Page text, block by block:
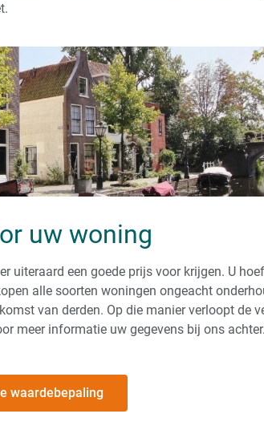
uw woning
uiteraard een goede prijs voor krijgen. U
alle soorten woningen ongeacht
van derden. Op die manier verloopt de
meer informatie uw gegevens bij ons achter.
waardebepaling